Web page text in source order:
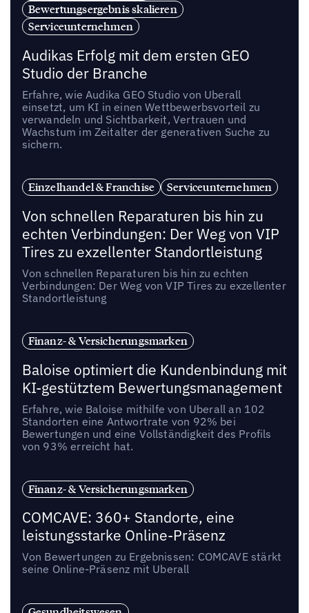
Bewertungsergebnis skalieren
Serviceunternehmen
Audikas Erfolg mit dem ersten GEO
Studio der Branche
Erfahre, wie Audika GEO Studio von Uberall
einsetzt, um KI in einen Wettbewerbsvorteil zu
verwandeln und Sichtbarkeit, Vertrauen und
Wachstum im Zeitalter der generativen Suche zu
sichern.
Einzelhandel & Franchise Serviceunternehmen
Von schnellen Reparaturen bis hin zu
echten Verbindungen: Der Weg von VIP
Tires zu exzellenter Standortleistung
Von schnellen Reparaturen bis hin zu echten
Verbindungen: Der Weg von VIP Tires zu exzellenter
Standortleistung
Finanz- & Versicherungsmarken
Baloise optimiert die Kundenbindung mit
KI-gestütztem Bewertungsmanagement
Erfahre, wie Baloise mithilfe von Uberall an 102
Standorten eine Antwortrate von 92% bei
Bewertungen und eine Vollständigkeit des Profils
von 93% erreicht hat.
Finanz- & Versicherungsmarken
COMCAVE: 360+ Standorte, eine
leistungsstarke Online-Präsenz
Von Bewertungen zu Ergebnissen: COMCAVE stärkt
seine Online-Präsenz mit Uberall